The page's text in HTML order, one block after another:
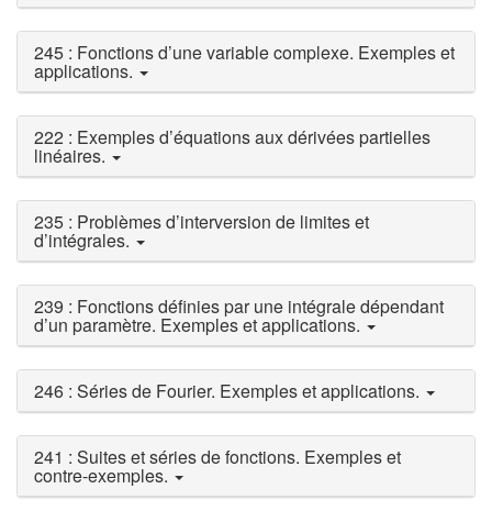
245 : Fonctions d’une variable complexe. Exemples et
applications.
222 : Exemples d’équations aux dérivées partielles
linéaires.
235 : Problèmes d’interversion de limites et
d’intégrales.
239 : Fonctions définies par une intégrale dépendant
d’un paramètre. Exemples et applications.
246 : Séries de Fourier. Exemples et applications.
241 : Suites et séries de fonctions. Exemples et
contre-exemples.